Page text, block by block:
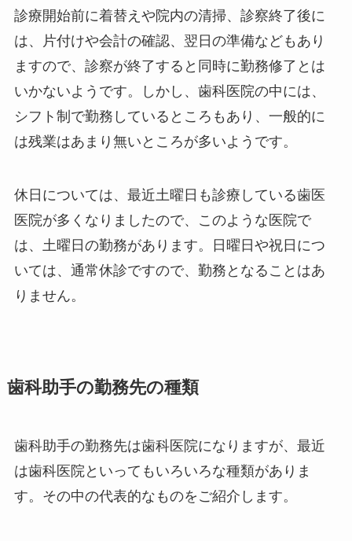
診療開始前に着替えや院内の清掃、診察終了後に
は、片付けや会計の確認、翌日の準備などもあり
ますので、診察が終了すると同時に勤務修了とは
いかないようです。しかし、歯科医院の中には、
シフト制で勤務しているところもあり、一般的に
は残業はあまり無いところが多いようです。
休日については、最近土曜日も診療している歯医
医院が多くなりましたので、このような医院で
は、土曜日の勤務があります。日曜日や祝日につ
いては、通常休診ですので、勤務となることはあ
りません。
歯科助手の勤務先の種類
歯科助手の勤務先は歯科医院になりますが、最近
は歯科医院といってもいろいろな種類がありま
す。その中の代表的なものをご紹介します。